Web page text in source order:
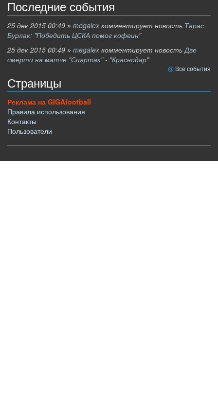
Последние события
25 дек 2015 00:49 » megalex комментирует новость Тарас
Бурлак: "Победить ЦСКА помог кофеин"
25 дек 2015 00:49 » megalex комментирует новостьДве
смерти на матче "Спартак" - "Краснодар"
Все события
Страницы
Реклама на GIGAfootball
Правила использования
Контакты
Пользователи